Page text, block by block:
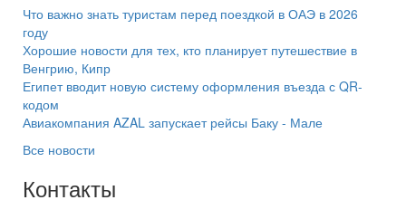
Что важно знать туристам перед поездкой в ОАЭ в 2026
году
Хорошие новости для тех, кто планирует путешествие в
Венгрию, Кипр
Египет вводит новую систему оформления въезда с QR-
кодом
Авиакомпания AZAL запускает рейсы Баку - Мале
Все новости
Контакты